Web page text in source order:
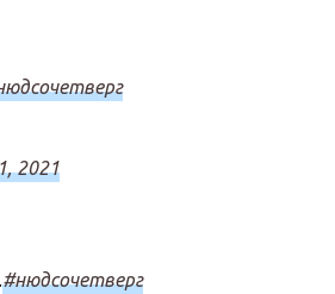
2021
#нюдсочетверг